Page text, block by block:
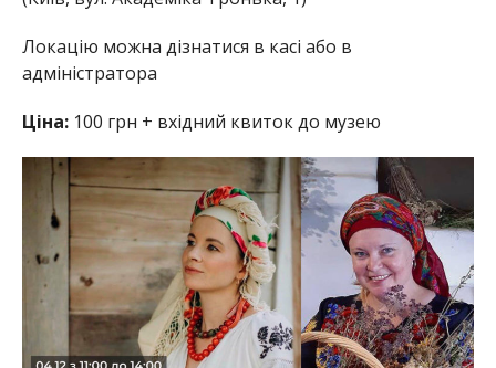
Локацію можна дізнатися в касі або в
адміністратора
Ціна:100 грн + вхідний квиток до музею